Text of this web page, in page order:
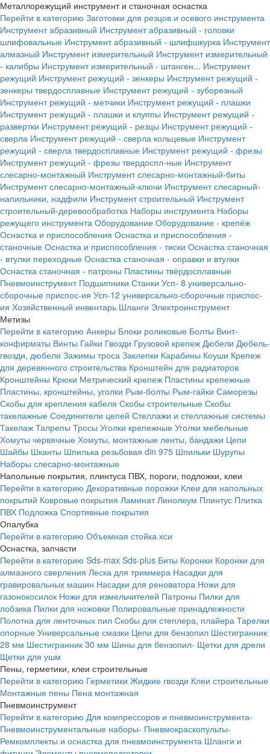
Металлорежущий инструмент и станочная оснастка
Перейти в категорию Заготовки для резцов и осевого инструмента
Инструмент абразивный Инструмент абразивный - головки
шлифовальные Инструмент абразивный - шлифшкурка Инструмент
алмазный Инструмент измерительный Инструмент измерительный
- калибры Инструмент измерительный - штанген... Инструмент
режущий Инструмент режущий - зенкеры Инструмент режущий -
зенкеры твердосплавные Инструмент режущий - зуборезный
Инструмент режущий - метчики Инструмент режущий - плашки
Инструмент режущий - плашки и клуппы Инструмент режущий -
развертки Инструмент режущий - резцы Инструмент режущий -
сверла Инструмент режущий - сверла кольцевые Инструмент
режущий - сверла твердосплавные Инструмент режущий - фрезы
Инструмент режущий - фрезы твердоспл-ные Инструмент
слесарно-монтажный Инструмент слесарно-монтажный-биты
Инструмент слесарно-монтажный-ключи Инструмент слесарный-
напильники, надфили Инструмент строительный Инструмент
строительный-деревообработка Наборы инструмента Наборы
режущего инструмента Оборудование Оборудование - крепёж
Оснастка и приспособления Оснастка и приспособления -
станочные Оснастка и приспособления - тиски Оснастка станочная
- втулки переходные Оснастка станочная - оправки и втулки
Оснастка станочная - патроны Пластины твёрдосплавные
Пневмоинструмент Подшипники Станки Усп- 8 универсально-
сборочные приспос-ия Усп-12 универсально-сборочные приспос-
ия Хозяйственный инвентарь Шланги Электроинструмент
Метизы
Перейти в категорию Анкеры Блоки роликовые Болты Винт-
конфирматы Винты Гайки Гвозди Грузовой крепеж Дюбели Дюбель-
гвозди, дюбели Зажимы троса Заклепки Карабины Коуши Крепеж
для деревянного строительства Кронштейн для радиаторов
Кронштейны Крюки Метрический крепеж Пластины крепежные
Пластины, кронштейны, уголки Рым-болты Рым-гайки Саморезы
Скобы для крепления кабеля Скобы строительные Скобы
такелажные Соединители цепей Стеллажи и стеллажные системы
Такелаж Талрепы Тросы Уголки крепежные Уголки мебельные
Хомуты червячные Хомуты, монтажные ленты, бандажи Цепи
Шайбы Шканты Шпилька резьбовая din 975 Шпильки Шурупы
Наборы слесарно-монтажные
Напольные покрытия, плинтуса ПВХ, пороги, подложки, клеи
Перейти в категорию Декоративные порожки Клеи для напольных
покрытий Ковровые покрытия Ламинат Линолеум Плинтус Плитка
ПВХ Подложка Спортивные покрытия
Опалубка
Перейти в категорию Объемная стойка хси
Оснастка, запчасти
Перейти в категорию Sds-max Sds-plus Биты Коронки Коронки для
алмазного сверления Леска для триммера Насадки для
гравировальных машин Насадки для реноватора Ножи для
газонокосилок Ножи для измельчителей Патроны Пилки для
лобзика Пилки для ножовки Полировальные принадлежности
Полотна для ленточных пил Скобы для степлера, плайера Тарелки
опорные Универсальные смазки Цепи для бензопил Шестигранник
28 мм Шестигранник 30 мм Шины для бензопил- Щетки для дрели
Щетки для ушм
Пены, герметики, клеи строительные
Перейти в категорию Герметики Жидкие гвозди Клеи строительные
Монтажные пены Пена монтажная
Пневмоинструмент
Перейти в категорию Для компрессоров и пневмоинструмента-
Пневмоинструментальные наборы- Пневмокраскопульты-
Ремкомплекты и оснастка для пневмоинструмента Шланги и